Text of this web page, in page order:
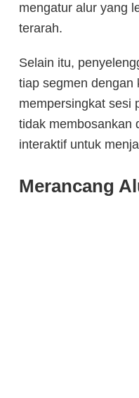
mengatur alur yang
terarah.
Selain itu,
tiap segmen dengan
mempersingkat sesi
tidak membosankan
interaktif untuk
Merancang